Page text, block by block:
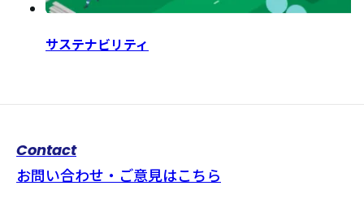
サステナビリティ
Contact
お問い合わせ・ご意見はこちら